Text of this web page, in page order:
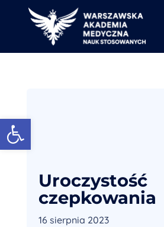
Uroczystość
czepkowania
16 sierpnia 2023
Otwórz pasek narzędzi